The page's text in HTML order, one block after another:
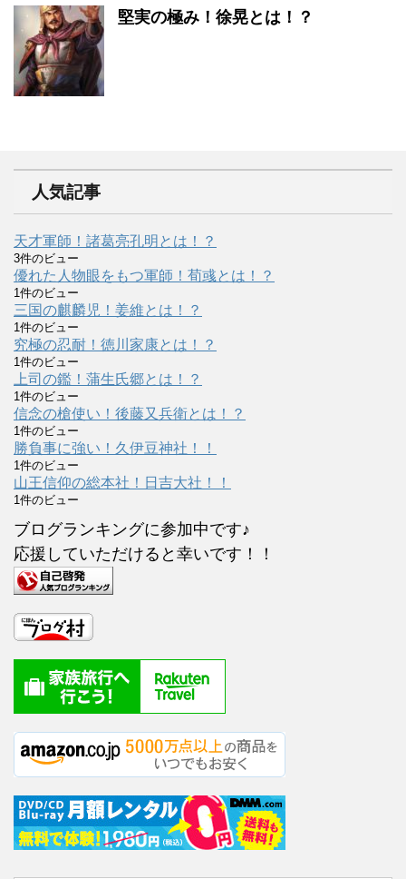
堅実の極み！徐晃とは！？
人気記事
天才軍師！諸葛亮孔明とは！？
3件のビュー
優れた人物眼をもつ軍師！荀彧とは！？
1件のビュー
三国の麒麟児！姜維とは！？
1件のビュー
究極の忍耐！徳川家康とは！？
1件のビュー
上司の鑑！蒲生氏郷とは！？
1件のビュー
信念の槍使い！後藤又兵衛とは！？
1件のビュー
勝負事に強い！久伊豆神社！！
1件のビュー
山王信仰の総本社！日吉大社！！
1件のビュー
ブログランキングに参加中です♪
応援していただけると幸いです！！